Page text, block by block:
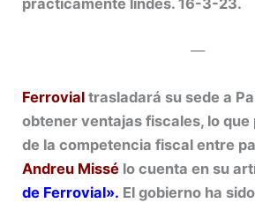
—
Ferrovial trasladará su sede a
obtener ventajas fiscales, lo que
de la competencia fiscal entre
Andreu Missé lo cuenta en su
de Ferrovial». El gobierno ha